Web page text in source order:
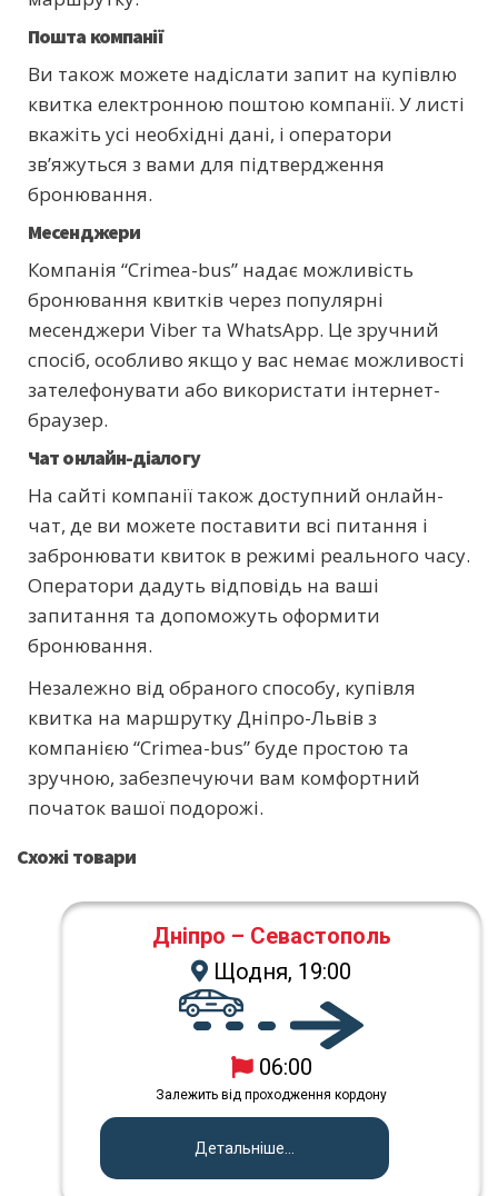
Пошта компанії
Ви також можете надіслати запит на купівлю
квитка електронною поштою компанії. У листі
вкажіть усі необхідні дані, і оператори
зв’яжуться з вами для підтвердження
бронювання.
Месенджери
Компанія “Crimea-bus” надає можливість
бронювання квитків через популярні
месенджери Viber та WhatsApp. Це зручний
спосіб, особливо якщо у вас немає можливості
зателефонувати або використати інтернет-
браузер.
Чат онлайн-діалогу
На сайті компанії також доступний онлайн-
чат, де ви можете поставити всі питання і
забронювати квиток в режимі реального часу.
Оператори дадуть відповідь на ваші
запитання та допоможуть оформити
бронювання.
Незалежно від обраного способу, купівля
квитка на маршрутку Дніпро-Львів з
компанією “Crimea-bus” буде простою та
зручною, забезпечуючи вам комфортний
початок вашої подорожі.
Схожі товари
Дніпро – Севастополь
Щодня, 19:00
06:00
Залежить від проходження кордону
Детальніше...